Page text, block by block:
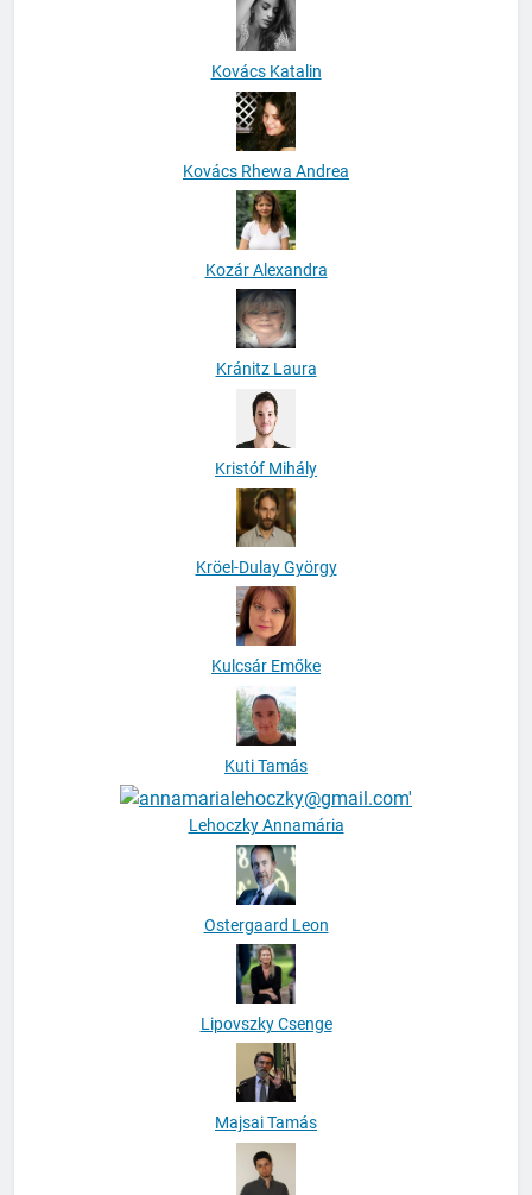
Kovács Katalin
Kovács Rhewa Andrea
Kozár Alexandra
Kránitz Laura
Kristóf Mihály
Kröel-Dulay György
Kulcsár Emőke
Kuti Tamás
Lehoczky Annamária
Ostergaard Leon
Lipovszky Csenge
Majsai Tamás